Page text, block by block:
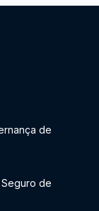
de
de